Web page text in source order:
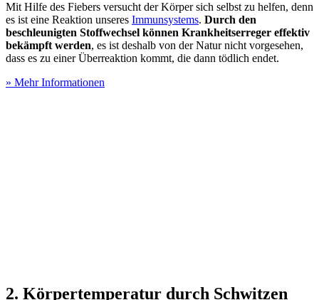
Mit Hilfe des Fiebers versucht der Körper sich selbst zu helfen, denn
es ist eine Reaktion unseres Immunsystems. Durch den
beschleunigten Stoffwechsel können Krankheitserreger effektiv
bekämpft werden, es ist deshalb von der Natur nicht vorgesehen,
dass es zu einer Überreaktion kommt, die dann tödlich endet.
» Mehr Informationen
2. Körpertemperatur durch Schwitzen